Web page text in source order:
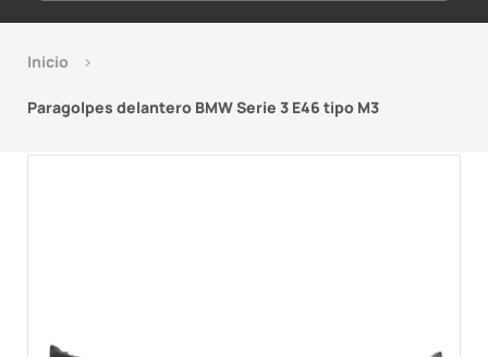
Inicio
Paragolpes delantero BMW Serie 3 E46 tipo M3